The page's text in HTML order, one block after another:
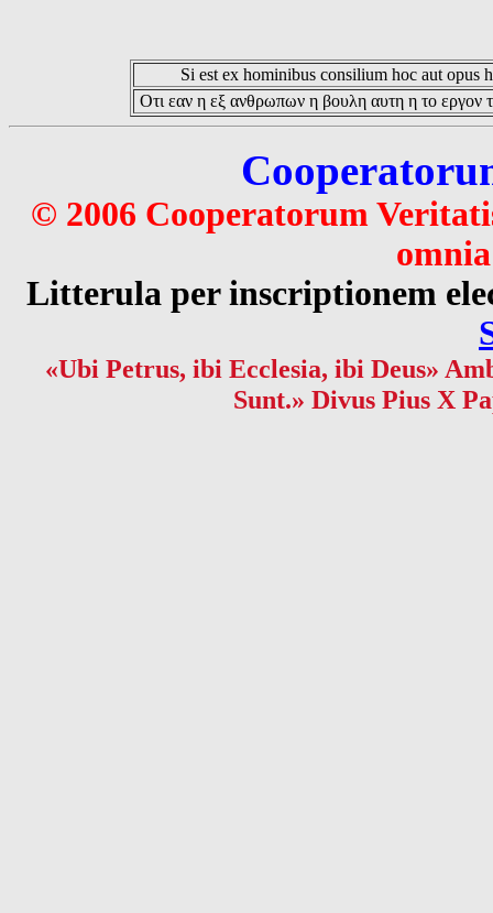
Si est ex hominibus consilium hoc aut opus
Οτι εαν η εξ ανθρωπων η βουλη αυτη η το εργον
© 2006 Cooperatorum
Litterula per inscriptionem
«Ubi Petrus, ibi Ecclesia, ibi Deus»
Sunt.» Divus Pius X